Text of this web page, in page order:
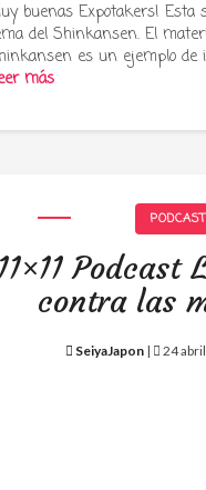
buenas Expotakers! Esta
del Shinkansen. El
es un ejemplo de
más
PODCAST
contra las
SeiyaJapon| 24